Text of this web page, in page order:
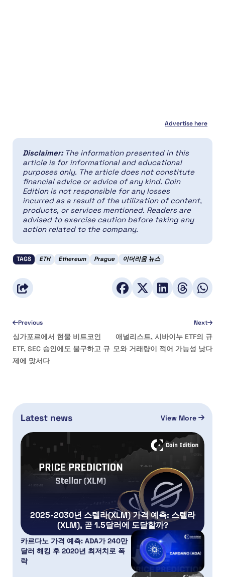
Advertise here
Disclaimer: The information presented in this
article is for informational and educational
purposes only. The article does not constitute
financial advice or advice of any kind. Coin
Edition is not responsible for any losses
incurred as a result of the utilization of content,
products, or services mentioned. Readers are
advised to exercise caution before taking any
action related to the company.
TAGS ETH Ethereum Prague 이더리움 뉴스
Previous
싱가포르에서 현물 비트코인
ETF, SEC 승인에도 불구하고 규
제에 맞서다
Next
애널리스트, 시바이누 ETF의 규
모와 거래량이 적어 가능성 낮다
Latest news View More
2025-2030년 스텔라(XLM) 가격 예측: 스텔라
(XLM), 곧 1.5달러에 도달할까?
카르다노 가격 예측: ADA가 240만
달러 해킹 후 2020년 최저치로 폭
락